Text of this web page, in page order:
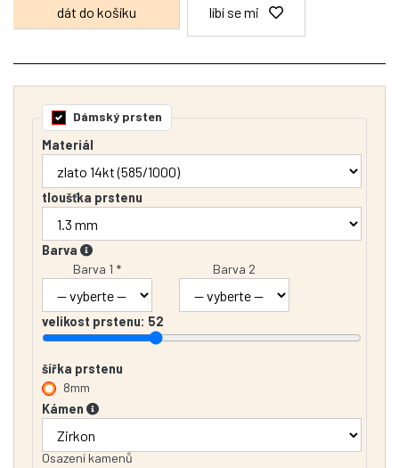
líbí se mi
Dámský prsten
Materiál
tloušťka prstenu
Barva
Barva 1 *
Barva 2
velikost prstenu: 52
šířka prstenu
8mm
Kámen
Osazení kamenů